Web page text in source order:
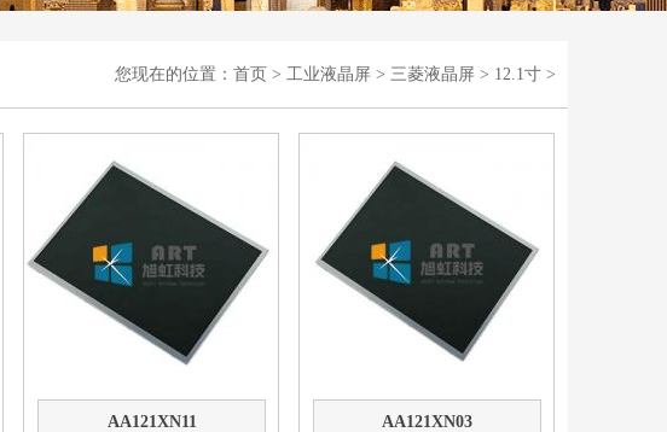
您现在的位置： 首页 > 工业液晶屏 > 三菱液晶屏 > 12.1寸 >
AA121XN11 AA121XN03